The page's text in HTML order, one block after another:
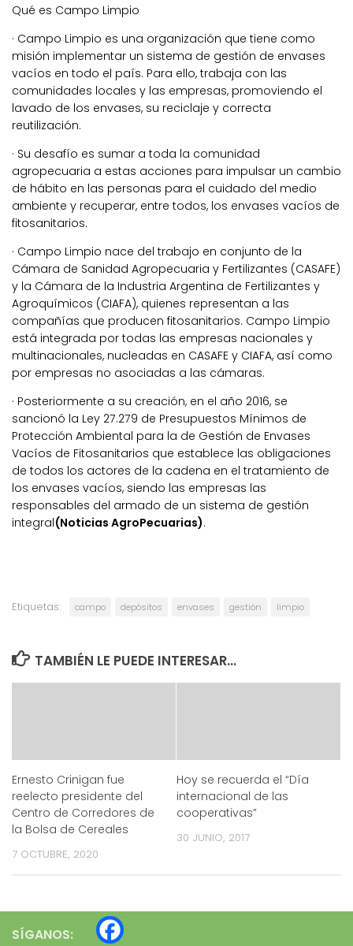
Qué es Campo Limpio
· Campo Limpio es una organización que tiene como
misión implementar un sistema de gestión de envases
vacíos en todo el país. Para ello, trabaja con las
comunidades locales y las empresas, promoviendo el
lavado de los envases, su reciclaje y correcta
reutilización.
· Su desafío es sumar a toda la comunidad
agropecuaria a estas acciones para impulsar un cambio
de hábito en las personas para el cuidado del medio
ambiente y recuperar, entre todos, los envases vacíos de
fitosanitarios.
· Campo Limpio nace del trabajo en conjunto de la
Cámara de Sanidad Agropecuaria y Fertilizantes (CASAFE)
y la Cámara de la Industria Argentina de Fertilizantes y
Agroquímicos (CIAFA), quienes representan a las
compañías que producen fitosanitarios. Campo Limpio
está integrada por todas las empresas nacionales y
multinacionales, nucleadas en CASAFE y CIAFA, así como
por empresas no asociadas a las cámaras.
· Posteriormente a su creación, en el año 2016, se
sancionó la Ley 27.279 de Presupuestos Mínimos de
Protección Ambiental para la de Gestión de Envases
Vacíos de Fitosanitarios que establece las obligaciones
de todos los actores de la cadena en el tratamiento de
los envases vacíos, siendo las empresas las
responsables del armado de un sistema de gestión
integral(Noticias AgroPecuarias).
Etiquetas: campo depósitos envases gestión limpio
TAMBIÉN LE PUEDE INTERESAR...
Ernesto Crinigan fue
reelecto presidente del
Centro de Corredores de
la Bolsa de Cereales
7 OCTUBRE, 2020
Hoy se recuerda el “Día
internacional de las
cooperativas”
30 JUNIO, 2017
SÍGANOS: